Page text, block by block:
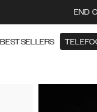
END
BESTSELLERS